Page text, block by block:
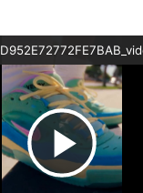
ビ